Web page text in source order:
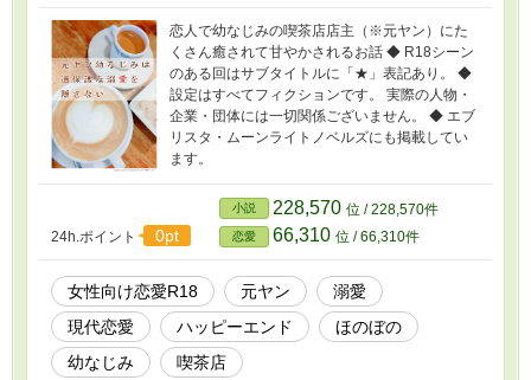
恋人で幼なじみの喫茶店店主（※元ヤン）にた
くさん癒されて甘やかされるお話 ◆ R18シーン
のある回はサブタイトルに「★」表記あり。 ◆
設定はすべてフィクションです。 実際の人物・
企業・団体には一切関係ございません。 ◆ エブ
リスタ・ムーンライトノベルズにも掲載してい
ます。
24h.ポイント 0pt
小説 228,570 位 / 228,570件
恋愛 66,310 位 / 66,310件
女性向け恋愛R18 元ヤン
溺愛
現代恋愛
ハッピーエンド
ほのぼの
幼なじみ
喫茶店